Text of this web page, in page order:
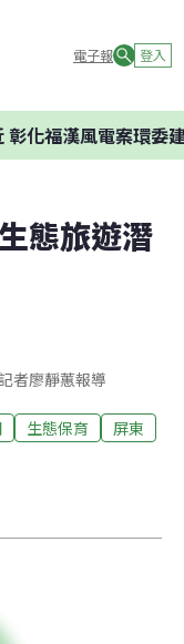
電子報 登入
福漢風電案環委建議
態旅遊潛
者廖靜蕙報導
生態保育
屏東